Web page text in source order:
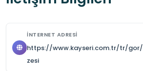
İNTERNET ADRESI
https://www.kayseri.com.tr/tr/
zesi